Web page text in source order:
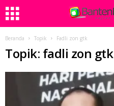
Beranda Topik Fadli zon gtk
Topik: fadli zon gtk